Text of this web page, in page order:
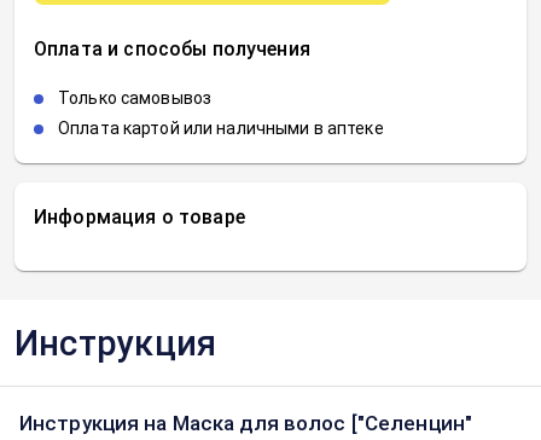
Информация о товаре
Оплата и способы получения
Только самовывоз
Оплата картой или наличными в аптеке
Инструкция
Инструкция на Маска для волос ["Селенцин"